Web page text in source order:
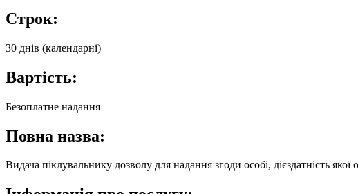
Строк:
30 днів (календарні)
Вартість:
Безоплатне надання
Повна назва:
Видача піклувальнику дозволу для надання згоди особі, дієздатність